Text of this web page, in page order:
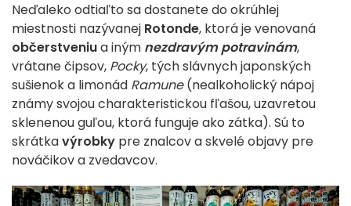
Neďaleko odtiaľto sa dostanete do okrúhlej
miestnosti nazývanej Rotonde, ktorá je venovaná
občerstveniua iným nezdravým potravinám,
vrátane čipsov, Pocky, tých slávnych japonských
sušienok a limonád Ramune(nealkoholický nápoj
známy svojou charakteristickou fľašou, uzavretou
sklenenou guľou, ktorá funguje ako zátka). Sú to
skrátkavýrobky pre znalcov a skvelé objavy pre
nováčikov a zvedavcov.